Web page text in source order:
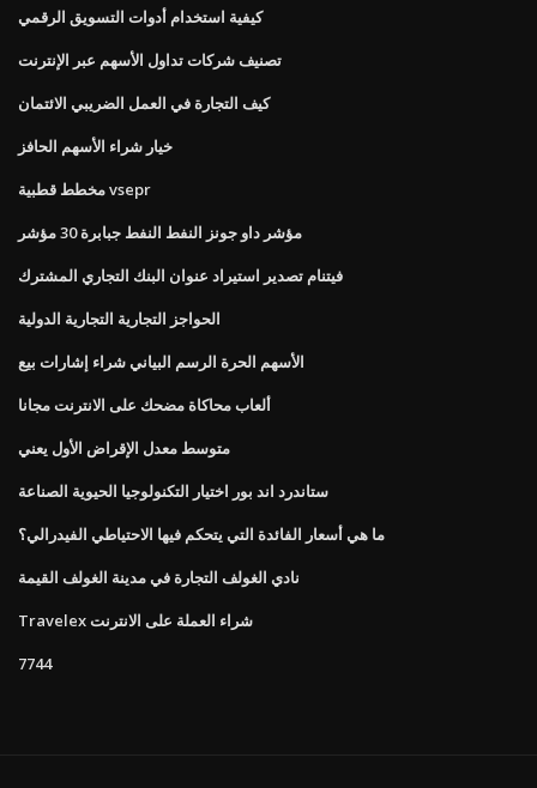
كيفية استخدام أدوات التسويق الرقمي
تصنيف شركات تداول الأسهم عبر الإنترنت
كيف التجارة في العمل الضريبي الائتمان
خيار شراء الأسهم الحافز
مخطط قطبية vsepr
مؤشر داو جونز النفط النفط جبابرة 30 مؤشر
فيتنام تصدير استيراد عنوان البنك التجاري المشترك
الحواجز التجارية التجارية الدولية
الأسهم الحرة الرسم البياني شراء إشارات بيع
ألعاب محاكاة مضحك على الانترنت مجانا
متوسط ​​معدل الإقراض الأول يعني
ستاندرد اند بور اختيار التكنولوجيا الحيوية الصناعة
ما هي أسعار الفائدة التي يتحكم فيها الاحتياطي الفيدرالي؟
نادي الغولف التجارة في مدينة الغولف القيمة
Travelex شراء العملة على الانترنت
7744